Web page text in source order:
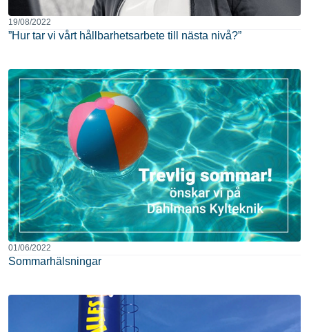
19/08/2022
”Hur tar vi vårt hållbarhetsarbete till nästa nivå?”
01/06/2022
Sommarhälsningar